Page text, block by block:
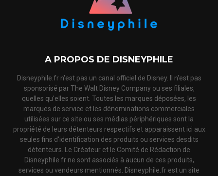
A PROPOS DE DISNEYPHILE
Disneyphile.fr n'est pas un canal officiel de Disney. Il n'est pas
sponsorisé par The Walt Disney Company ou ses filiales,
quelles qu'elles soient. Toutes les marques déposées, les
marques de service et les dénominations commerciales
utilisées sur ce site ou ses médias périphériques sont la
propriété de leurs détenteurs respectifs et apparaissent ici aux
seules fins d'identification des produits ou services desdits
détenteurs. Le Créateur et le Comité de Rédaction de
Disneyphile.fr ne sont associés à aucun de ces produits,
services ou vendeurs mentionnés. Disneyphile.fr est un site